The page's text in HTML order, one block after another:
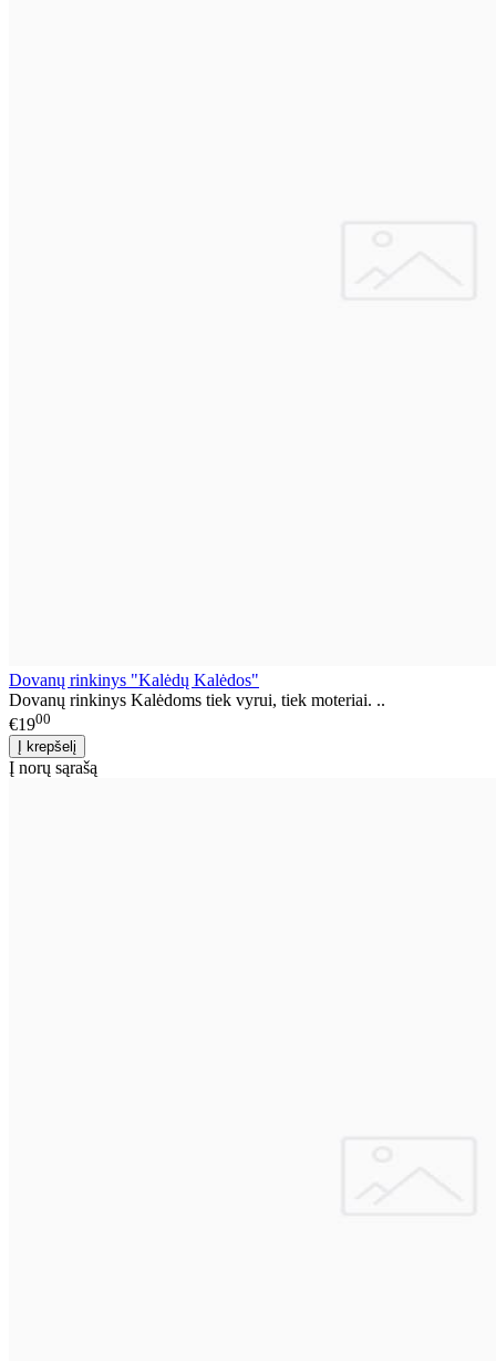
Dovanų rinkinys "Kalėdų Kalėdos"
Dovanų rinkinys Kalėdoms tiek vyrui, tiek moteriai. ..
€1900
Į norų sąrašą